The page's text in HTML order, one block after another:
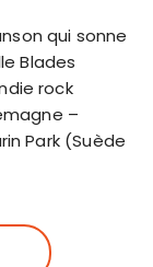
qui sonne
Blades
rock
–
Park (Suède